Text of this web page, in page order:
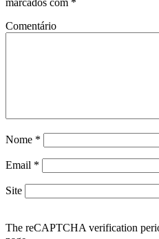
marcados com *
Comentário
Nome *
Email *
Site
The reCAPTCHA verification